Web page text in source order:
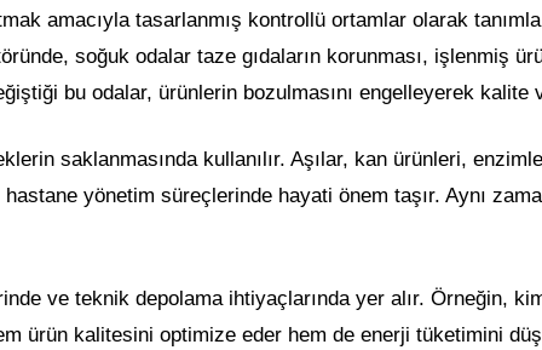
amacıyla tasarlanmış kontrollü ortamlar olarak
soğuk odalar taze gıdaların korunması, işlenmiş
bu odalar, ürünlerin bozulmasını engelleyerek kalite
saklanmasında kullanılır. Aşılar, kan ürünleri,
yönetim süreçlerinde hayati önem taşır. Aynı
ve teknik depolama ihtiyaçlarında yer alır. Örneğin,
ürün kalitesini optimize eder hem de enerji tüketimini